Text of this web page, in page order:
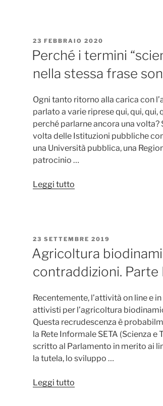
PUBBLICATO
23 FEBBRAIO 2020
Perché i termini
nella stessa frase
Ogni tanto ritorno alla carica con
parlato a varie riprese qui, qui, qui,
perché parlarne ancora una
volta delle Istituzioni pubbliche
una Università pubblica, una
patrocinio …
Leggi tutto
“biodinamica”
nella
stessa
sono
un
ossimoro”
PUBBLICATO
IL
23 SETTEMBRE 2019
Agricoltura
contraddizioni. Parte
Recentemente, l’attività on line e
attivisti per l’agricoltura
Questa recrudescenza è
la Rete Informale SETA (Scienza e
scritto al Parlamento in merito ai
la tutela, lo sviluppo …
Leggi tutto